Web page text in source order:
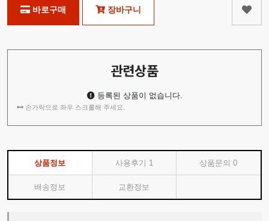
바로구매 장바구니
관련상품
등록된 상품이 없습니다.
손가락으로 좌우 스크롤해 주세요.
상품정보 사용후기 1 상품문의0
배송정보 교환정보